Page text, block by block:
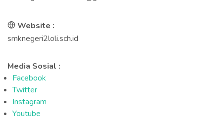
Website :
smknegeri2loli.sch.id
Media Sosial :
Facebook
Twitter
Instagram
Youtube